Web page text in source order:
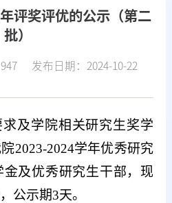
评奖评优的公示（第二
批）
947 发布日期：2024-10-22
及学院相关研究生奖学
2023-2024学年优秀研究
及优秀研究生干部，现
公示期3天。